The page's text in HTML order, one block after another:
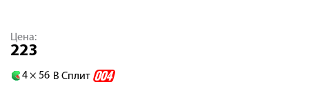
Цена:
223
4 × 56 В Сплит